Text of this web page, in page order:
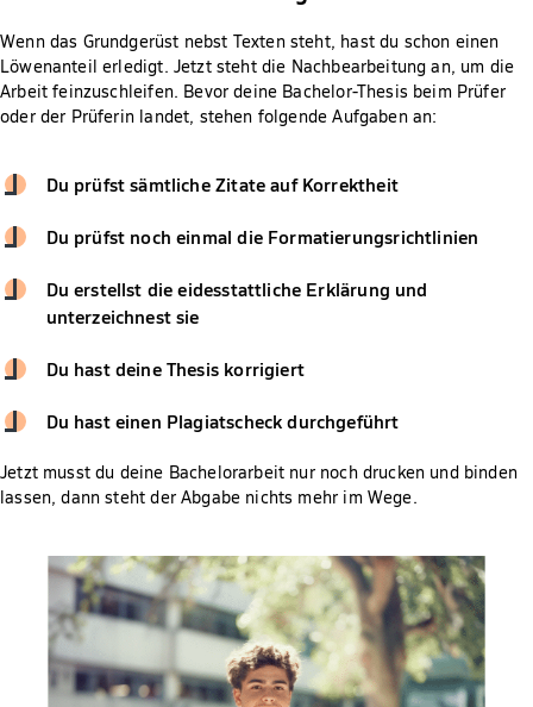
Wenn das Grundgerüst nebst Texten steht, hast du schon einen
Löwenanteil erledigt. Jetzt steht die Nachbearbeitung an, um die
Arbeit feinzuschleifen. Bevor deine Bachelor-Thesis beim Prüfer
oder der Prüferin landet, stehen folgende Aufgaben an:
Du prüfst sämtliche Zitate auf Korrektheit
Du prüfst noch einmal die Formatierungsrichtlinien
Du erstellst die eidesstattliche Erklärung und
unterzeichnest sie
Du hast deine Thesis korrigiert
Du hast einen Plagiatscheck durchgeführt
Jetzt musst du deine Bachelorarbeit nur noch drucken und binden
lassen, dann steht der Abgabe nichts mehr im Wege.